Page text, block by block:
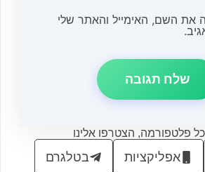
את השם, האימייל והאתר שלי
פלטפורמה, הצטרפו אלינו
אפליקציות בטלגרם